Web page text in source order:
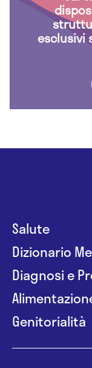
esclusivi
Salute
Dizionario
Diagnosi e
Genitorialità